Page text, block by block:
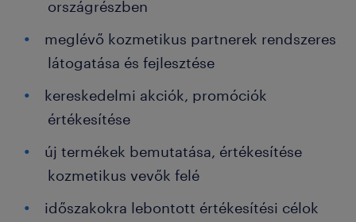
országrészben
meglévő kozmetikus partnerek rendszeres
látogatása és fejlesztése
kereskedelmi akciók, promóciók
értékesítése
új termékek bemutatása, értékesítése
kozmetikus vevők felé
időszakokra lebontott értékesítési célok